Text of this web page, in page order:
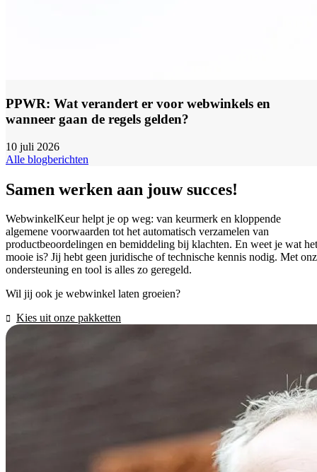
PPWR: Wat verandert er voor webwinkels en
wanneer gaan de regels gelden?
10 juli 2026
Alle blogberichten
Samen werken aan jouw succes!
WebwinkelKeur helpt je op weg: van keurmerk en kloppende
algemene voorwaarden tot het automatisch verzamelen van
productbeoordelingen en bemiddeling bij klachten. En weet je wat het
mooie is? Jij hebt geen juridische of technische kennis nodig. Met
ondersteuning en tool is alles zo geregeld.
Wil jij ook je webwinkel laten groeien?
Kies uit onze pakketten